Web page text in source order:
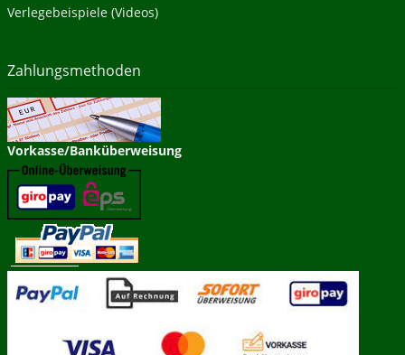
Verlegebeispiele (Videos)
Zahlungsmethoden
Vorkasse/Banküberweisung